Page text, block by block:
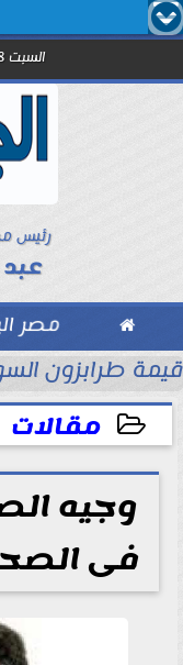
السبت 8 أغسطس 2026
رئيس
عبد
 مصر
قيمة طرابزون
مقالات
2026-06-13 12:08:17
وجيه
فى